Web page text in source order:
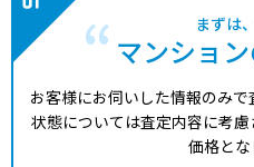
まずは
マンショ
お客様にお伺いした情報のみで
状態については査定内容に考
価格とな